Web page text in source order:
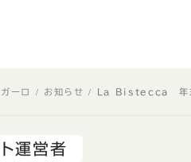
ーロ お知らせ La Bistecca 年末
運営者